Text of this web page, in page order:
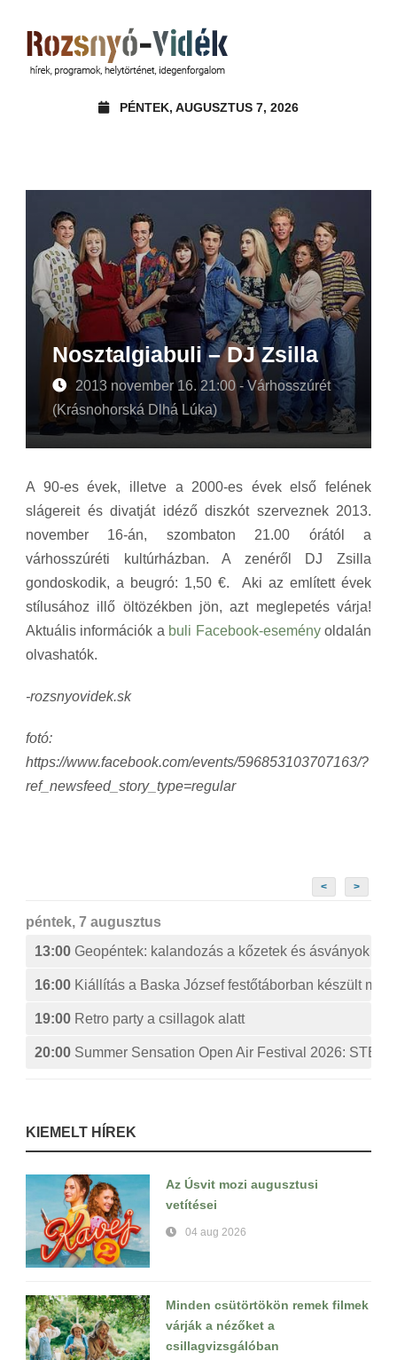
PÉNTEK, AUGUSZTUS 7, 2026
Nosztalgiabuli – DJ Zsilla
2013 november 16. 21:00 - Várhosszúrét
(Krásnohorská Dlhá Lúka)
A 90-es évek, illetve a 2000-es évek első felének
slágereit és divatját idéző diszkót szerveznek 2013.
november 16-án, szombaton 21.00 órától a
várhosszúréti kultúrházban. A zenéről DJ Zsilla
gondoskodik, a beugró: 1,50 €. Aki az említett évek
stílusához illő öltözékben jön, azt meglepetés várja!
Aktuális információk a buli Facebook-eseményoldalán
olvashatók.
-rozsnyovidek.sk
fotó:
https://www.facebook.com/events/596853103707163/?
ref_newsfeed_story_type=regular
< >
péntek, 7 augusztus
13:00 Geopéntek: kalandozás a kőzetek és ásványok
16:00 Kiállítás a Baska József festőtáborban készült
19:00 Retro party a csillagok alatt
20:00 Summer Sensation Open Air Festival 2026:
KIEMELT HÍREK
Az Úsvit mozi augusztusi
vetítései
04 aug 2026
Minden csütörtökön remek filmek
várják a nézőket a
csillagvizsgálóban